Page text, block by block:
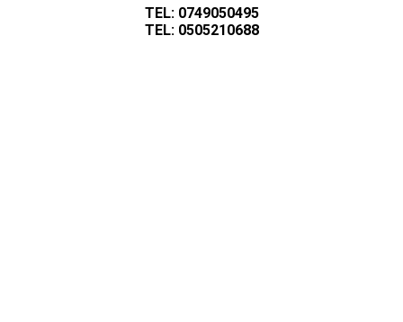
TEL: 0749050495
TEL: 0505210688